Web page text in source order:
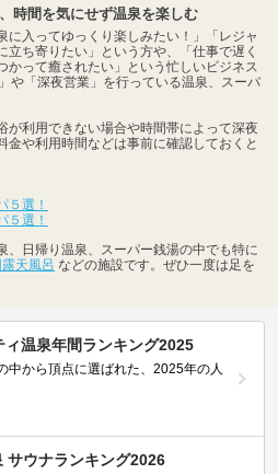
時間を気にせず温泉を楽しむ
に入ってゆっくり楽しみたい！」「レジャ
立ち寄りたい」という方や、「仕事で遅く
かって癒されたい」という忙しいビジネス
や「深夜営業」を行っている温泉、スーパ
が利用できない場合や時間帯によって深夜
金や利用時間などは事前に確認しておくと
５選！
５選！
、日帰り温泉、スーパー銭湯の中でも特に
天風呂 などの施設です。ぜひ一度は足を
ィ温泉年間ランキング2025
中から頂点に選ばれた、2025年の人
サウナランキング2026